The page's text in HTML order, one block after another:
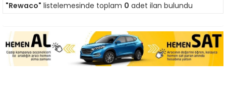
"Rewaco" listelemesinde toplam 0 adet ilan bulundu